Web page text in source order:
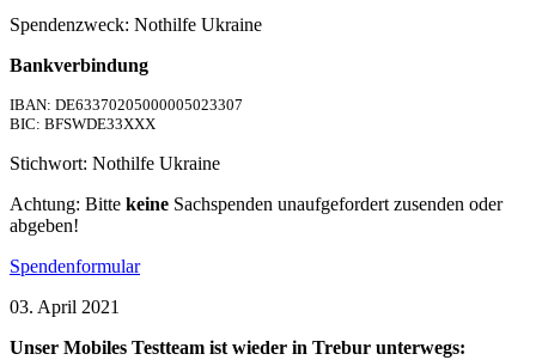
Spendenzweck: Nothilfe Ukraine
Bankverbindung
IBAN: DE63370205000005023307
BIC: BFSWDE33XXX
Stichwort: Nothilfe Ukraine
Achtung: Bitte keine Sachspenden unaufgefordert zusenden oder
abgeben!
Spendenformular
03. April 2021
Unser Mobiles Testteam ist wieder in Trebur unterwegs: